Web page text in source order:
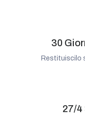
30
Restituiscilo
27/4